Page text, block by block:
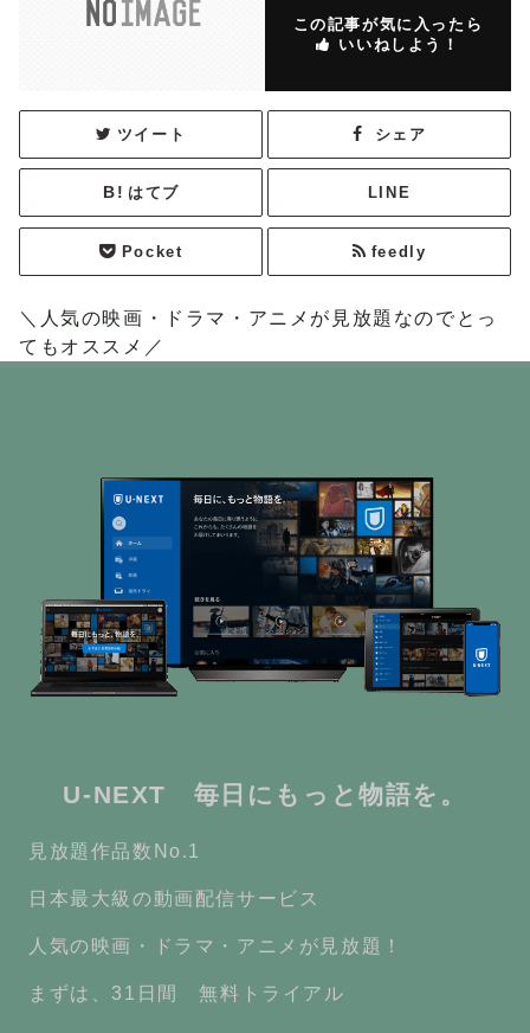
この記事が気に入ったら
いいねしよう！
ツイート シェア
はてブ LINE
Pocket feedly
＼人気の映画・ドラマ・アニメが見放題なのでとっ
てもオススメ／
U-NEXT 毎日にもっと物語を。
見放題作品数No.1
日本最大級の動画配信サービス
人気の映画・ドラマ・アニメが見放題！
まずは、31日間 無料トライアル